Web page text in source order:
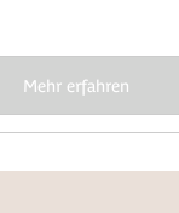
Mehr erfahren